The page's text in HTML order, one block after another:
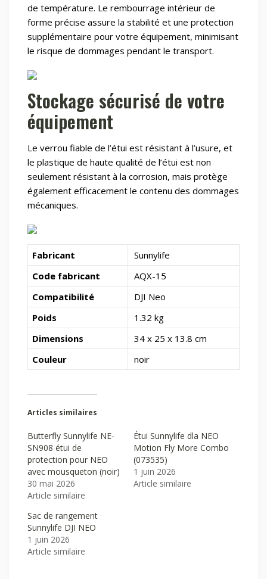
de température. Le rembourrage intérieur de
forme précise assure la stabilité et une protection
supplémentaire pour votre équipement, minimisant
le risque de dommages pendant le transport.
Stockage sécurisé de votre
équipement
Le verrou fiable de l’étui est résistant à l’usure, et
le plastique de haute qualité de l’étui est non
seulement résistant à la corrosion, mais protège
également efficacement le contenu des dommages
mécaniques.
Fabricant
Sunnylife
Code fabricant
AQX-15
Compatibilité
DJI Neo
Poids
1.32 kg
Dimensions
34 x 25 x 13.8 cm
Couleur
noir
Articles similaires
Butterfly Sunnylife NE-
SN908 étui de
protection pour NEO
avec mousqueton (noir)
30 mai 2026
Article similaire
Étui Sunnylife dla NEO
Motion Fly More Combo
(073535)
1 juin 2026
Article similaire
Sac de rangement
Sunnylife DJI NEO
1 juin 2026
Article similaire